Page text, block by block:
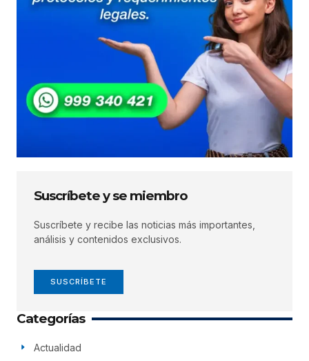
Suscríbete y se miembro
Suscríbete y recibe las noticias más importantes,
análisis y contenidos exclusivos.
SUSCRÍBETE
Categorías
Actualidad